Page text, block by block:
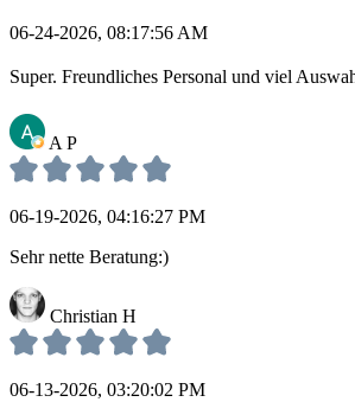
06-24-2026, 08:17:56 AM
Super. Freundliches Personal und viel
A P
06-19-2026, 04:16:27 PM
Sehr nette Beratung:)
Christian H
06-13-2026, 03:20:02 PM